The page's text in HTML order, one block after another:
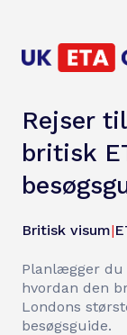
Rejser
britisk
Britisk visum|
Planlægger du
hvordan den
Londons
besøgsguide.